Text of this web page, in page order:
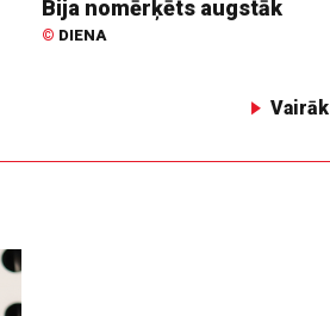
Bija nomērķēts augstāk
© DIENA
Vairāk